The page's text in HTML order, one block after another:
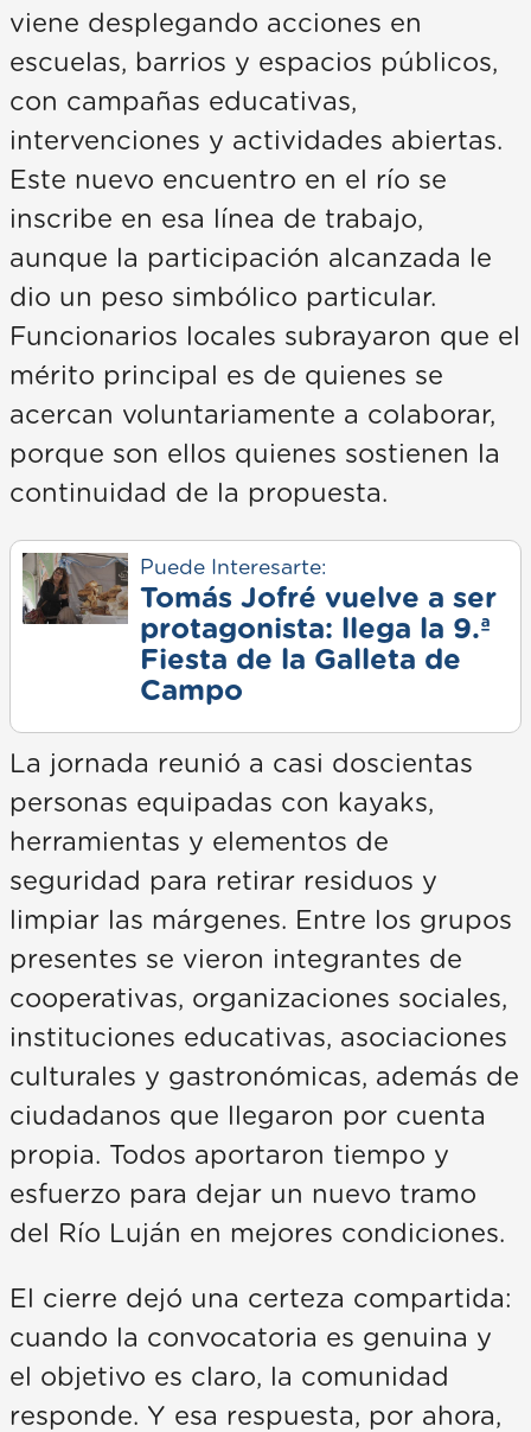
viene desplegando acciones en
escuelas, barrios y espacios públicos,
con campañas educativas,
intervenciones y actividades abiertas.
Este nuevo encuentro en el río se
inscribe en esa línea de trabajo,
aunque la participación alcanzada le
dio un peso simbólico particular.
Funcionarios locales subrayaron que el
mérito principal es de quienes se
acercan voluntariamente a colaborar,
porque son ellos quienes sostienen la
continuidad de la propuesta.
Puede Interesarte:
Tomás Jofré vuelve a ser
protagonista: llega la 9.ª
Fiesta de la Galleta de
Campo
La jornada reunió a casi doscientas
personas equipadas con kayaks,
herramientas y elementos de
seguridad para retirar residuos y
limpiar las márgenes. Entre los grupos
presentes se vieron integrantes de
cooperativas, organizaciones sociales,
instituciones educativas, asociaciones
culturales y gastronómicas, además de
ciudadanos que llegaron por cuenta
propia. Todos aportaron tiempo y
esfuerzo para dejar un nuevo tramo
del Río Luján en mejores condiciones.
El cierre dejó una certeza compartida:
cuando la convocatoria es genuina y
el objetivo es claro, la comunidad
responde. Y esa respuesta, por ahora,